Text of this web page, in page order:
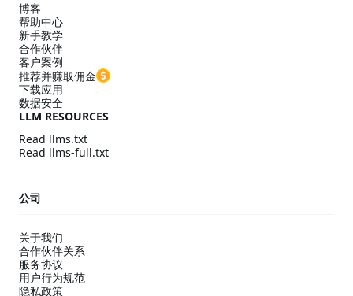
博客
帮助中心
新手教学
合作伙伴
客户案例
推荐并赚取佣金
下载应用
数据安全
LLM RESOURCES
Read llms.txt
Read llms-full.txt
公司
关于我们
合作伙伴关系
服务协议
用户行为规范
隐私政策